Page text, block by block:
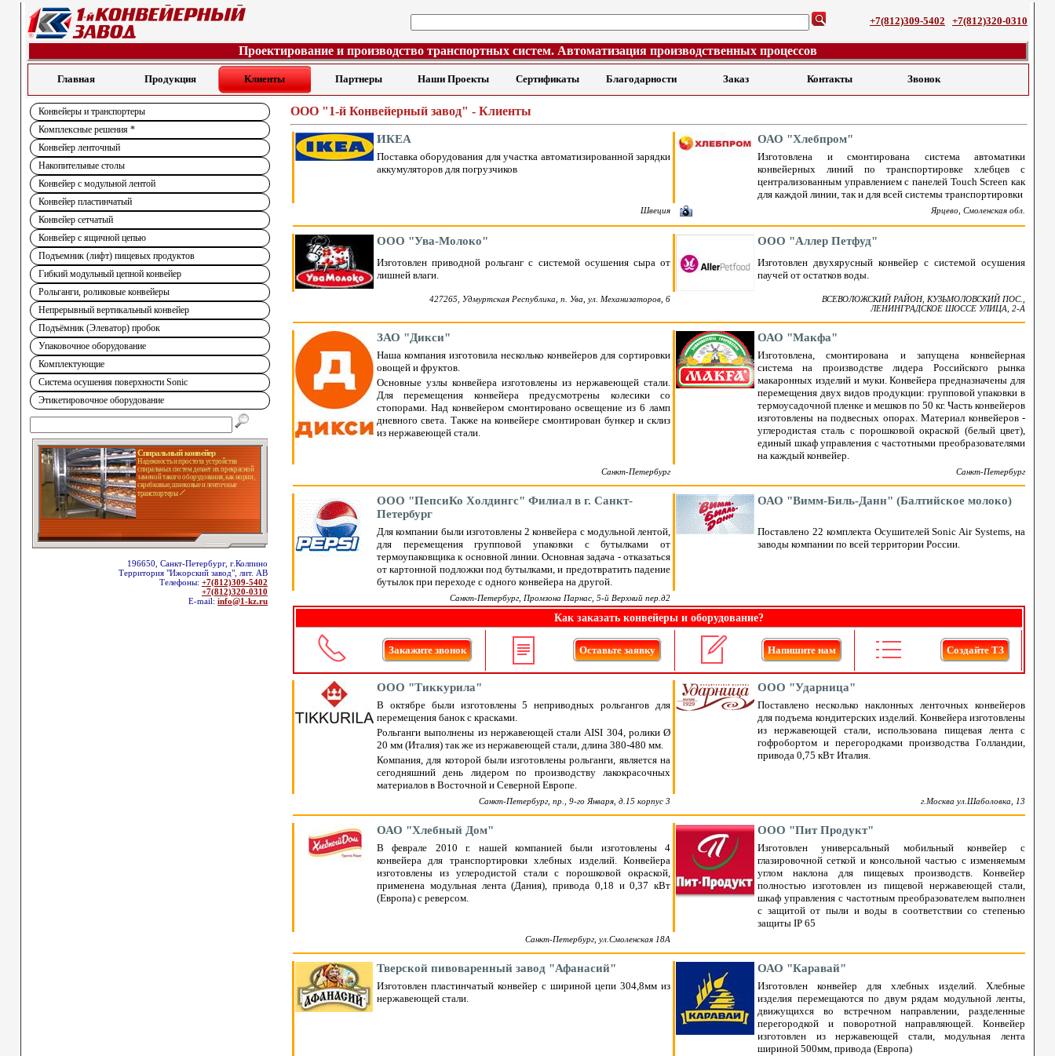
+7(812)309-5402 +7(812)320-0310
Проектирование и производство транспортных систем. Автоматизация производственных процессов
Главная Продукция Клиенты Партнеры Наши Проекты Сертификаты Благодарности Заказ Контакты Звонок
Конвейеры и транспортеры
Комплексные решения *
Конвейер ленточный
Накопительные столы
Конвейер с модульной лентой
Конвейер пластинчатый
Конвейер сетчатый
Конвейер с ящичной цепью
Подъемник (лифт) пищевых продуктов
Гибкий модульный цепной конвейер
Рольганги, роликовые конвейеры
Непрерывный вертикальный конвейер
Подъёмник (Элеватор) пробок
Упаковочное оборудование
Комплектующие
Система осушения поверхности Sonic
Этикетировочное оборудование
Спиральный конвейер
Надежность и простота устройства
спиральных систем делает их прекрасной
заменой такого оборудования, как нории,
скребковые, шнековые и ленточные
транспортеры
196650, Санкт-Петербург, г.Колпино
Территория "Ижорский завод", лит. АВ
Телефоны: +7(812)309-5402
+7(812)320-0310
E-mail: info@1-kz.ru
ООО "1-й Конвейерный завод" - Клиенты
ИКЕА ОАО "Хлебпром"
Поставка оборудования для участка автоматизированной зарядки
аккумуляторов для погрузчиков
Изготовлена и смонтирована система автоматики
конвейерных линий по транспортировке хлебцев с
централизованным управлением с панелей Touch Screen как
для каждой линии, так и для всей системы транспортировки
Швеция Ярцево, Смоленская обл.
ООО "Ува-Молоко" ООО "Аллер Петфуд"
Изготовлен приводной рольганг с системой осушения сыра от
лишней влаги.
Изготовлен двухярусный конвейер с системой осушения
паучей от остатков воды.
427265, Удмуртская Республика, п. Ува, ул. Механизаторов, 6
ВСЕВОЛОЖСКИЙ РАЙОН, КУЗЬМОЛОВСКИЙ ПОС.,
ЛЕНИНГРАДСКОЕ ШОССЕ УЛИЦА, 2-А
ЗАО "Дикси" ОАО "Макфа"
Наша компания изготовила несколько конвейеров для сортировки
овощей и фруктов.
Основные узлы конвейера изготовлены из нержавеющей стали.
Для перемещения конвейера предусмотрены колесики со
стопорами. Над конвейером смонтировано освещение из 6 ламп
дневного света. Также на конвейере смонтирован бункер и склиз
из нержавеющей стали.
Изготовлена, смонтирована и запущена конвейерная
система на производстве лидера Российского рынка
макаронных изделий и муки. Конвейера предназначены для
перемещения двух видов продукции: групповой упаковки в
термоусадочной пленке и мешков по 50 кг. Часть конвейеров
изготовлены на подвесных опорах. Материал конвейеров -
углеродистая сталь с порошковой окраской (белый цвет),
единый шкаф управления с частотными преобразователями
на каждый конвейер.
Санкт-Петербург Санкт-Петербург
ООО "ПепсиКо Холдингс" Филиал в г. Санкт-
Петербург
ОАО "Вимм-Биль-Данн" (Балтийское молоко)
Для компании были изготовлены 2 конвейера с модульной лентой,
для перемещения групповой упаковки с бутылками от
термоупаковщика к основной линии. Основная задача - отказаться
от картонной подложки под бутылками, и предотвратить падение
бутылок при переходе с одного конвейера на другой.
Поставлено 22 комплекта Осушителей Sonic Air Systems, на
заводы компании по всей территории России.
Санкт-Петербург, Промзона Парнас, 5-й Верхний пер.д2
Как заказать конвейеры и оборудование?
Закажите звонок Оставьте заявку Напишите нам Создайте ТЗ
ООО "Тиккурила" ООО "Ударница"
В октябре были изготовлены 5 неприводных рольгангов для
перемещения банок с красками.
Рольганги выполнены из нержавеющей стали AISI 304, ролики Ø
20 мм (Италия) так же из нержавеющей стали, длина 380-480 мм.
Компания, для которой были изготовлены рольганги, является на
сегодняшний день лидером по производству лакокрасочных
материалов в Восточной и Северной Европе.
Поставлено несколько наклонных ленточных конвейеров
для подъема кондитерских изделий. Конвейера изготовлены
из нержавеющей стали, использована пищевая лента с
гофробортом и перегородками производства Голландии,
привода 0,75 кВт Италия.
Санкт-Петербург, пр., 9-го Января, д.15 корпус 3 г.Москва ул.Шаболовка, 13
ОАО "Хлебный Дом" ООО "Пит Продукт"
В феврале 2010 г. нашей компанией были изготовлены 4
конвейера для транспортировки хлебных изделий. Конвейера
изготовлены из углеродистой стали с порошковой окраской,
применена модульная лента (Дания), привода 0,18 и 0,37 кВт
(Европа) c реверсом.
Изготовлен универсальный мобильный конвейер с
глазировочной сеткой и консольной частью с изменяемым
углом наклона для пищевых производств. Конвейер
полностью изготовлен из пищевой нержавеющей стали,
шкаф управления с частотным преобразователем выполнен
с защитой от пыли и воды в соответствии со степенью
защиты IP 65
Санкт-Петербург, ул.Смоленская 18А
Тверской пивоваренный завод "Афанасий" ОАО "Каравай"
Изготовлен пластинчатый конвейер с шириной цепи 304,8мм из
нержавеющей стали.
Изготовлен конвейер для хлебных изделий. Хлебные
изделия перемещаются по двум рядам модульной ленты,
движущихся во встречном направлении, разделенные
перегородкой и поворотной направляющей. Конвейер
изготовлен из нержавеющей стали, модульная лента
шириной 500мм, привода (Европа)